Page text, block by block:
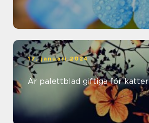
17. januari 2024
Är palettblad giftiga för katter